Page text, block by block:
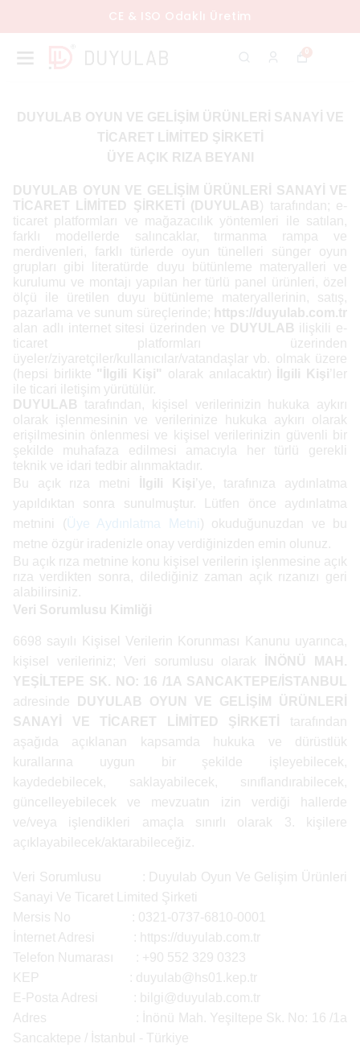
CE & ISO Odaklı Üretim
DUYULAB OYUN VE GELİŞİM ÜRÜNLERİ SANAYİ VE
TİCARET LİMİTED ŞİRKETİ
ÜYE AÇIK RIZA BEYANI
DUYULAB OYUN VE GELİŞİM ÜRÜNLERİ SANAYİ VE
TİCARET LİMİTED ŞİRKETİ (DUYULAB ) tarafından; e-
ticaret platformları ve mağazacılık yöntemleri ile satılan,
farklı modellerde salıncaklar, tırmanma rampa ve
merdivenleri, farklı türlerde oyun tünelleri sünger oyun
grupları gibi literatürde duyu bütünleme materyalleri
ve
kurulumu ve montajı yapılan her türlü panel ürünleri, özel
ölçü ile üretilen duyu bütünleme materyalleri nin, satış,
pazarlama ve sunum süreçlerinde;
https://duyulab.com.tr
alan adlı internet sitesi üzerinden ve
DUYULAB
ilişkili e-
ticaret platformları üzerinden
üyeler/ziyaretçiler/kullanıcılar/vatandaşlar vb. olmak üzere
(hepsi birlikte "İlgili Kişi" olarak anılacaktır) İlgili Kişi’ler
ile ticari iletişim yürütülür.
DUYULAB tarafından, kişisel verilerinizin hukuka aykırı
olarak işlenmesinin ve verilerinize hukuka aykırı olarak
erişilmesinin önlenmesi ve kişisel verilerinizin güvenli bir
şekilde muhafaza edilmesi amacıyla her türlü gerekli
teknik ve idari tedbir alınmaktadır.
Bu açık rıza metni
İlgili Kişi’ye, tarafınıza aydınlatma
yapıldıktan sonra sunulmuştur. Lütfen önce aydınlatma
metnini ( Üye Aydınlatma Metni ) okuduğunuzdan ve bu
metne özgür iradenizle onay verdiğinizden emin olunuz.
Bu açık rıza metnine konu kişisel verilerin işlenmesine açık
rıza verdikten sonra, dilediğiniz zaman açık rızanızı geri
alabilirsiniz.
Veri Sorumlusu Kimliği
6698 sayılı Kişisel Verilerin Korunması Kanunu uyarınca,
kişisel verileriniz; Veri sorumlusu olarak
İNÖNÜ MAH.
YEŞİLTEPE SK. NO: 16 /1A SANCAKTEPE/İSTANBUL
adresinde
DUYULAB OYUN VE GELİŞİM ÜRÜNLERİ
SANAYİ VE TİCARET LİMİTED ŞİRKETİ
tarafından
aşağıda açıklanan kapsamda hukuka ve dürüstlük
kurallarına uygun bir şekilde işleyebilecek,
kaydedebilecek, saklayabilecek, sınıflandırabilecek,
güncelleyebilecek ve mevzuatın izin verdiği hallerde
ve/veya işlendikleri amaçla sınırlı olarak 3. kişilere
açıklayabilecek/aktarabileceğiz.
Veri Sorumlusu : Duyulab Oyun Ve Gelişim Ürünleri
Sanayi Ve Ticaret Limited Şirketi
Mersis No : 0321-0737-6810-0001
İnternet Adresi : https://duyulab.com.tr
Telefon Numarası : +90 552 329 0323
KEP : duyulab@hs01.kep.tr
E-Posta Adresi : bilgi@duyulab.com.tr
Adres : İnönü Mah. Yeşiltepe Sk. No: 16 /1a
Sancaktepe / İstanbul - Türkiye